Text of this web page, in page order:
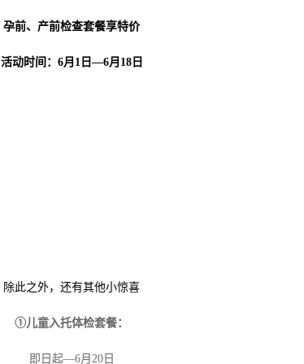
孕前、产前检查套餐享特价
活动时间： 6月 1 日—6月 18日
除此之外，还有其他小惊喜
①儿童入托体检套餐：
即日起—6月20日